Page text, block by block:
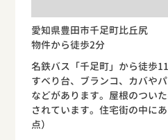
愛知県豊田市千足町比丘尻
物件から徒歩2分
名鉄バス「千足町」から徒歩
すべり台、ブランコ、カバや
などがあります。屋根のつい
されています。住宅街の中に
点）